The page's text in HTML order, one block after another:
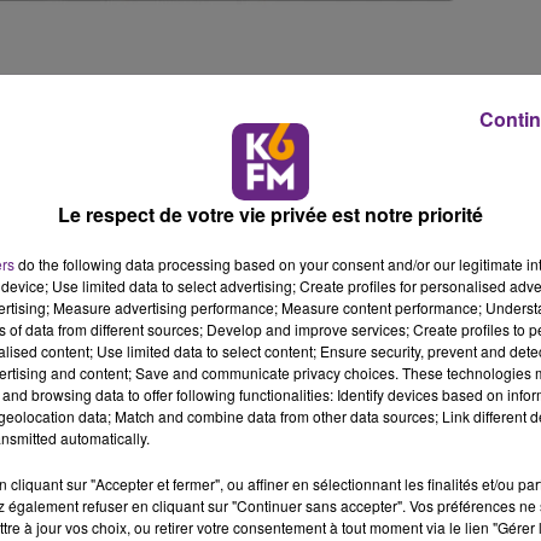
Familiales soutient le déploiement de ce dispositif, en
actuellement concernés, proposent un accompagnement
en partenariat avec le Centre Régional d’Information
sur l’ensemble du département. Le 21 septembre,
à la Caf de Côte d’Or lors d’une réunion de
des jeunes sur le Web
aux réseaux sociaux : une action éducative sur la Toile
du Net »
animateur, qui exerce dans un centre social, un foyer
en relation avec les jeunes sur Internet, le
Le respect de votre vie privée est notre priorité
do the following data processing based on your consent and/or our legitimate
Use limited data to select advertising; Create profiles for personalised
Measure advertising performance; Measure content performance;
of data from different sources; Develop and improve services; Create profiles to
content; Use limited data to select content; Ensure security, prevent and
and content; Save and communicate privacy choices. These technologies
browsing data to offer following functionalities: Identify devices based on
data; Match and combine data from other data sources; Link different
automatically.
cliquant sur "Accepter et fermer", ou affiner en sélectionnant les finalités et/ou
également refuser en cliquant sur "Continuer sans accepter". Vos préférences
à jour vos choix, ou retirer votre consentement à tout moment via le lien